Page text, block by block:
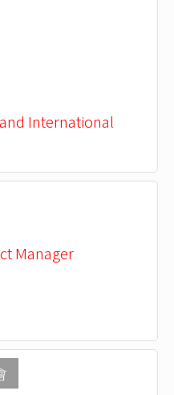
International
Manager